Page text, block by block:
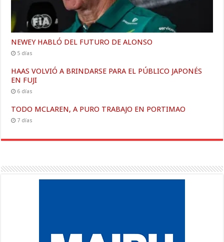
NEWEY HABLÓ DEL FUTURO DE ALONSO
5 días
HAAS VOLVIÓ A BRINDARSE PARA EL PÚBLICO JAPONÉS
EN FUJI
6 días
TODO MCLAREN, A PURO TRABAJO EN PORTIMAO
7 días